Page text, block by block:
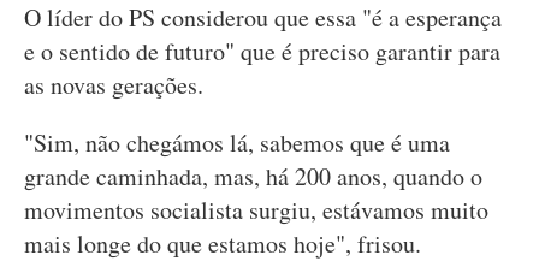
O líder do PS considerou que essa "é a esperança
e o sentido de futuro" que é preciso garantir para
as novas gerações.
"Sim, não chegámos lá, sabemos que é uma
grande caminhada, mas, há 200 anos, quando o
movimentos socialista surgiu, estávamos muito
mais longe do que estamos hoje", frisou.